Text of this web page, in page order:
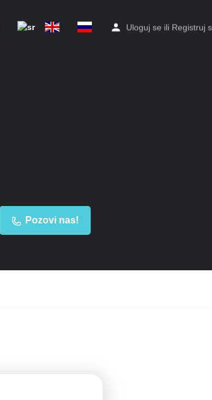
Uloguj se ili Registruj
Pozovi nas!